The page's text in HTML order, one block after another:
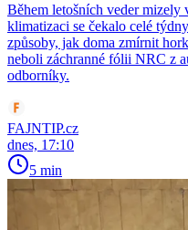
Během letošních veder mizely
klimatizaci se čekalo celé
způsoby, jak doma zmírnit
neboli záchranné fólii NRC z
odborníky.
FAJNTIP.cz
dnes, 17:10
5 min